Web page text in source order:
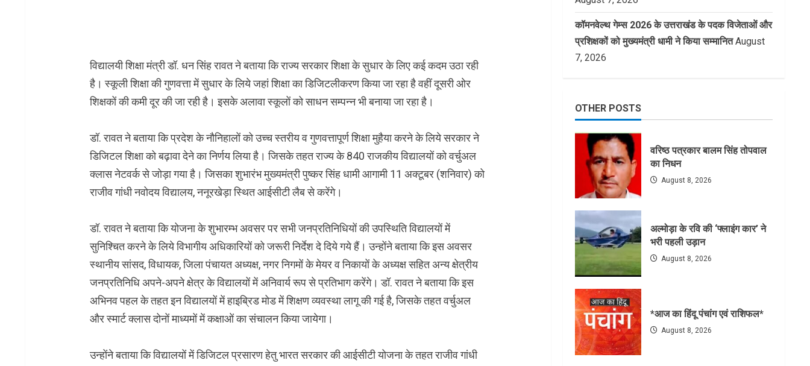
विद्यालयी शिक्षा मंत्री डॉ. धन सिंह रावत ने बताया कि राज्य सरकार शिक्षा के सुधार के लिए कई कदम उठा रही
है। स्कूली शिक्षा की गुणवत्ता में सुधार के लिये जहां शिक्षा का डिजिटलीकरण किया जा रहा है वहीं दूसरी ओर
शिक्षकों की कमी दूर की जा रही है। इसके अलावा स्कूलों को साधन सम्पन्न भी बनाया जा रहा है।
डॉ. रावत ने बताया कि प्रदेश के नौनिहालों को उच्च स्तरीय व गुणवत्तापूर्ण शिक्षा मुहैया करने के लिये सरकार ने
डिजिटल शिक्षा को बढ़ावा देने का निर्णय लिया है। जिसके तहत राज्य के 840 राजकीय विद्यालयों को वर्चुअल
क्लास नेटवर्क से जोड़ा गया है। जिसका शुभारंभ मुख्यमंत्री पुष्कर सिंह धामी आगामी 11 अक्टूबर (शनिवार) को
राजीव गांधी नवोदय विद्यालय, ननूरखेड़ा स्थित आईसीटी लैब से करेंगे।
डॉ. रावत ने बताया कि योजना के शुभारम्भ अवसर पर सभी जनप्रतिनिधियों की उपस्थिति विद्यालयों में
सुनिश्चित करने के लिये विभागीय अधिकारियों को जरूरी निर्देश दे दिये गये हैं। उन्होंने बताया कि इस अवसर
स्थानीय सांसद, विधायक, जिला पंचायत अध्यक्ष, नगर निगमों के मेयर व निकायों के अध्यक्ष सहित अन्य क्षेत्रीय
जनप्रतिनिधि अपने-अपने क्षेत्र के विद्यालयों में अनिवार्य रूप से प्रतिभाग करेंगे। डॉ. रावत ने बताया कि इस
अभिनव पहल के तहत इन विद्यालयों में हाइब्रिड मोड में शिक्षण व्यवस्था लागू की गई है, जिसके तहत वर्चुअल
और स्मार्ट क्लास दोनों माध्यमों में कक्षाओं का संचालन किया जायेगा।
उन्होंने बताया कि विद्यालयों में डिजिटल प्रसारण हेतु भारत सरकार की आईसीटी योजना के तहत राजीव गांधी
कॉमनवेल्थ गेम्स 2026 के उत्तराखंड के पदक विजेताओं और
प्रशिक्षकों को मुख्यमंत्री धामी ने किया सम्मानित August
7, 2026
OTHER POSTS
वरिष्ठ पत्रकार बालम सिंह तोपवाल
का निधन
August 8, 2026
अल्मोड़ा के रवि की ‘फ्लाइंग कार’ ने
भरी पहली उड़ान
August 8, 2026
*आज का हिंदू पंचांग एवं राशिफल*
August 8, 2026